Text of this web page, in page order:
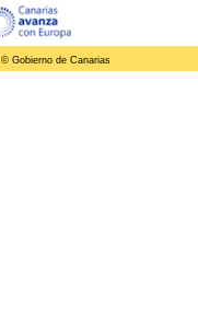
© Gobierno de Canarias